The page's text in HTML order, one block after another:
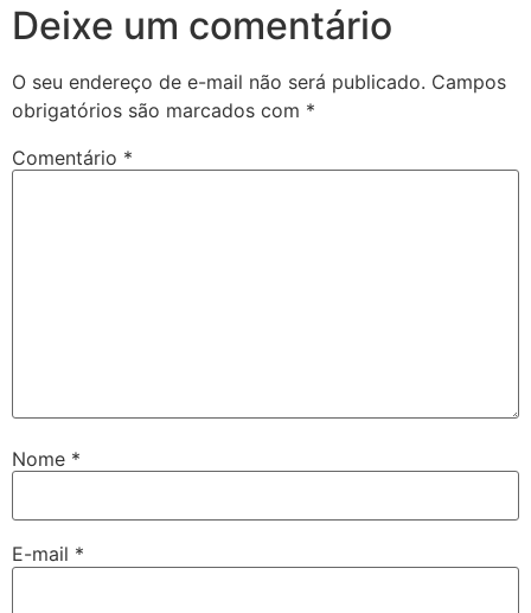
Deixe um comentário
O seu endereço de e-mail não será publicado. Campos
obrigatórios são marcados com *
Comentário *
Nome *
E-mail *